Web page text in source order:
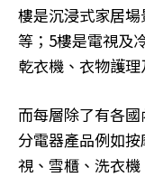
樓是沉浸式家居
等；5樓是電視及
乾衣機、衣物護理
而每層除了有各
分電器產品例如
視、雪櫃、洗衣